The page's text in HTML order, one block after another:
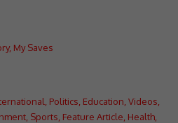
, My Saves
Politics Education Videos
Sports Feature Article Health